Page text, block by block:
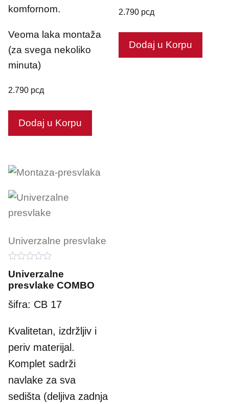
komfornom.
Veoma laka montaža
(za svega nekoliko
minuta)
2.790 рсд
Dodaj u Korpu
2.790 рсд
Dodaj u Korpu
Univerzalne presvlake
o
u
t
o
f
Univerzalne
presvlake COMBO
šifra: CB 17
Kvalitetan, izdržljiv i
periv materijal.
Komplet sadrži
navlake za sva
sedišta (deljiva zadnja